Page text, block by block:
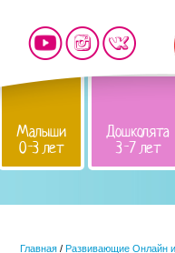
Малыши
0-3 лет
Дошколята
3-7 лет
Главная / Развивающие Онлайн